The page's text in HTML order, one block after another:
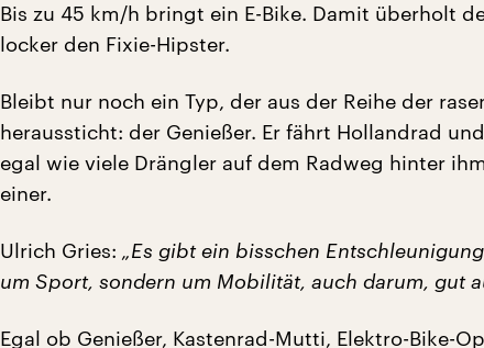
Bis zu 45 km/h bringt ein E-Bike. Damit überholt
locker den Fixie-Hipster.
Bleibt nur noch ein Typ, der aus der Reihe der
heraussticht: der Genießer. Er fährt Hollandrad
egal wie viele Drängler auf dem Radweg hinter
einer.
Ulrich Gries: „Es gibt ein bisschen
um Sport, sondern um Mobilität, auch darum, gut
Egal ob Genießer, Kastenrad-Mutti, Elektro-Bike-